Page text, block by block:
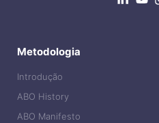
Metodologia
Introdução
ABO History
ABO Manifesto